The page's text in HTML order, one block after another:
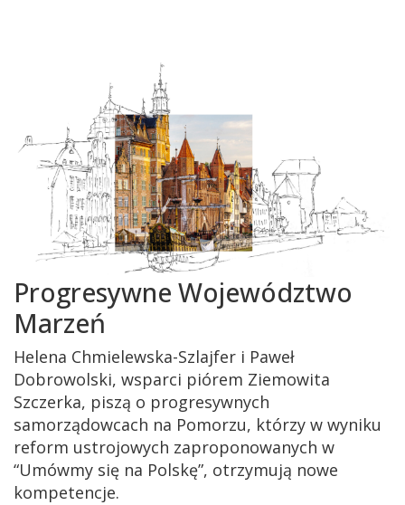
Progresywne Województwo
Marzeń
Helena Chmielewska-Szlajfer i Paweł
Dobrowolski, wsparci piórem Ziemowita
Szczerka, piszą o progresywnych
samorządowcach na Pomorzu, którzy w wyniku
reform ustrojowych zaproponowanych w
“Umówmy się na Polskę”, otrzymują nowe
kompetencje.